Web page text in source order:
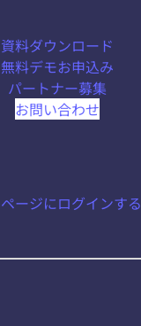
資料ダウンロード
無料デモお申込み
パートナー募集
お問い合わせ
ージにログインする